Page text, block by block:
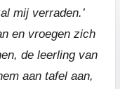
mij verraden.’
en vroegen zich
de leerling van
aan tafel aan,